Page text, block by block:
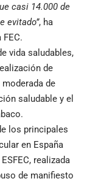
casi 14.000 de
evitado”, ha
vida saludables,
de
de
saludable y el
los principales
en España
realizada
de manifiesto